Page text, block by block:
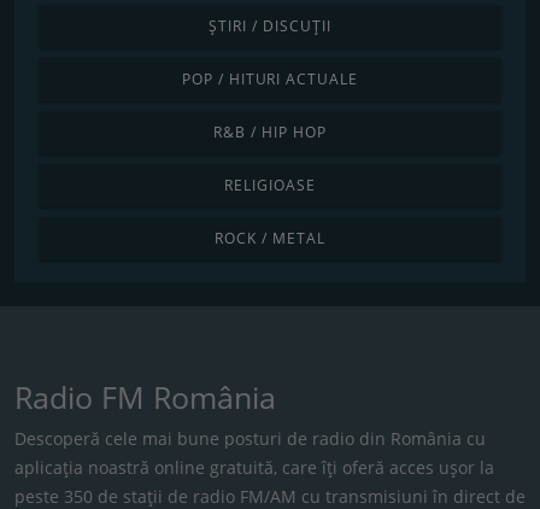
ȘTIRI / DISCUȚII
POP / HITURI ACTUALE
R&B / HIP HOP
RELIGIOASE
ROCK / METAL
Radio FM România
Descoperă cele mai bune posturi de radio din România cu
aplicația noastră online gratuită, care îți oferă acces ușor la
peste 350 de stații de radio FM/AM cu transmisiuni în direct de